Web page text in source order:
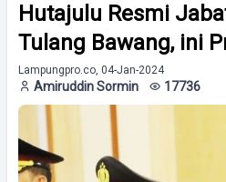
Hutajulu Resmi
Tulang Bawang, ini
Lampungpro.co, 04-Jan-2024
Amiruddin Sormin 17736